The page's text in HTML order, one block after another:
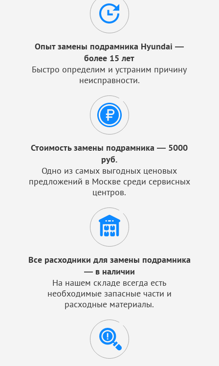
Опыт замены подрамника Hyundai —
более 15 лет
Быстро определим и устраним причину
неисправности.
Стоимость замены подрамника — 5000
руб.
Одно из самых выгодных ценовых
предложений в Москве среди сервисных
центров.
Все расходники для замены подрамника
— в наличии
На нашем складе всегда есть
необходимые запасные части и
расходные материалы.